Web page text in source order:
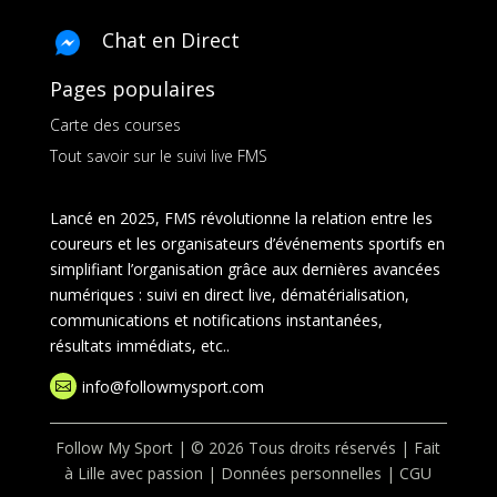
Chat en Direct
Pages populaires
Carte des courses
Tout savoir sur le suivi live FMS
Lancé en 2025, FMS révolutionne la relation entre les
coureurs et les organisateurs d’événements sportifs en
simplifiant l’organisation grâce aux dernières avancées
numériques : suivi en direct live, dématérialisation,
communications et notifications instantanées,
résultats immédiats, etc..
 info@followmysport.com
Follow My Sport | © 2026 Tous droits réservés | Fait
à Lille avec passion | Données personnelles |CGU